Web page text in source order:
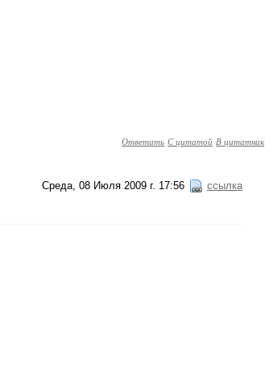
Ответить С цитатой В цитатник
Среда, 08 Июля 2009 г. 17:56 ссылка